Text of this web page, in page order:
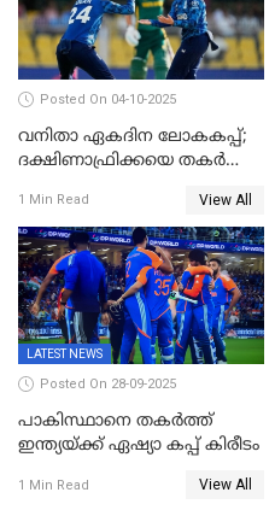
Posted On 04-10-2025
വനിതാ ഏകദിന ലോകകപ്പ്;
ദക്ഷിണാഫ്രിക്കയെ തകർത്ത്
1 Min Read View All
LATEST NEWS
Posted On 28-09-2025
പാകിസ്ഥാനെ തകർത്ത്
ഇന്ത്യയ്ക്ക് ഏഷ്യാ കപ്പ് കിരീടം
1 Min Read View All